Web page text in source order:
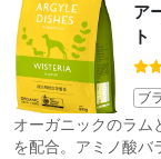
ア
ト
ブ
オーガニックのラム
を配合。アミノ酸バ